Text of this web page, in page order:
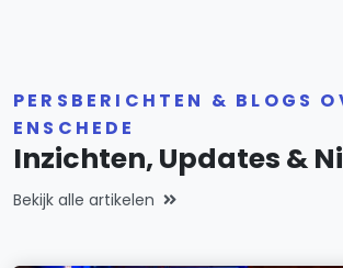
PERSBERICHTEN & BLOGS
ENSCHEDE
Inzichten, Updates &
Bekijk alle artikelen